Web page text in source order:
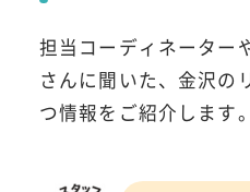
担当コーディネーター
さんに聞いた、金沢の
つ情報をご紹介します。